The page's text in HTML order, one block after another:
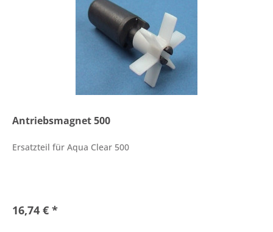
Antriebsmagnet 500
Ersatzteil für Aqua Clear 500
16,74 € *